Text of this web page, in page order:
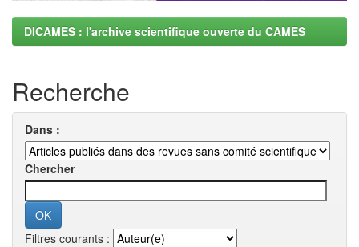
DICAMES : l'archive scientifique ouverte du CAMES
Recherche
Dans :
Chercher
Filtres courants :